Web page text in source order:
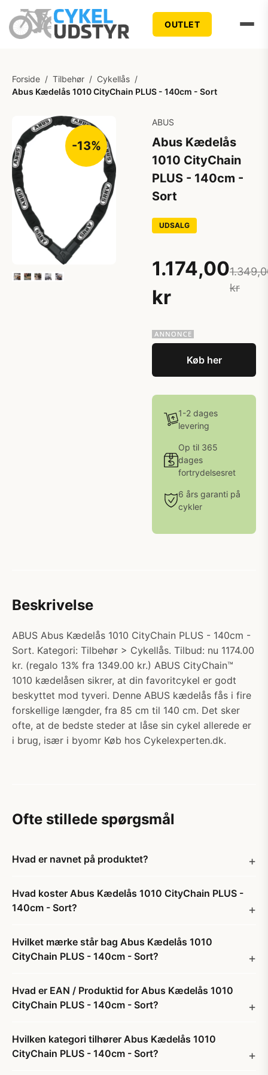
OUTLET
Forside / Tilbehør / Cykellås /
Abus Kædelås 1010 CityChain PLUS - 140cm - Sort
-13%
ABUS
Abus Kædelås
1010 CityChain
PLUS - 140cm -
Sort
UDSALG
1.174,00
kr
kr
Køb her
1-2 dages
levering
Op til 365
dages
fortrydelsesret
6 års garanti på
cykler
Beskrivelse
ABUS Abus Kædelås 1010 CityChain PLUS - 140cm -
Sort. Kategori: Tilbehør > Cykellås. Tilbud: nu 1174.00
kr. (regalo 13% fra 1349.00 kr.) ABUS CityChain™
1010 kædelåsen sikrer, at din favoritcykel er godt
beskyttet mod tyveri. Denne ABUS kædelås fås i fire
forskellige længder, fra 85 cm til 140 cm. Det sker
ofte, at de bedste steder at låse sin cykel allerede er
i brug, især i byomr Køb hos Cykelexperten.dk.
Ofte stillede spørgsmål
Hvad er navnet på produktet?
Hvad koster Abus Kædelås 1010 CityChain PLUS -
140cm - Sort?
Hvilket mærke står bag Abus Kædelås 1010
CityChain PLUS - 140cm - Sort?
Hvad er EAN / Produktid for Abus Kædelås 1010
CityChain PLUS - 140cm - Sort?
Hvilken kategori tilhører Abus Kædelås 1010
CityChain PLUS - 140cm - Sort?